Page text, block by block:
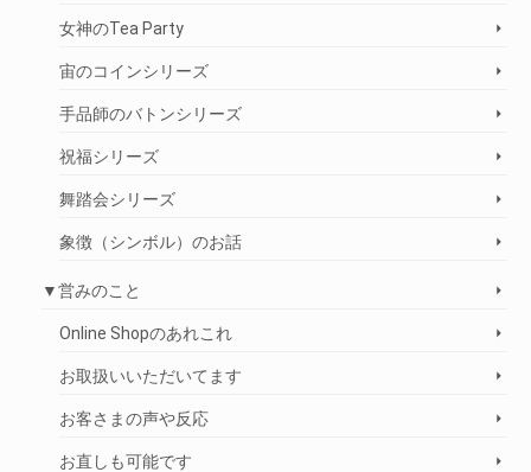
女神のTea Party
宙のコインシリーズ
手品師のバトンシリーズ
祝福シリーズ
舞踏会シリーズ
象徴（シンボル）のお話
▼営みのこと
Online Shopのあれこれ
お取扱いいただいてます
お客さまの声や反応
お直しも可能です